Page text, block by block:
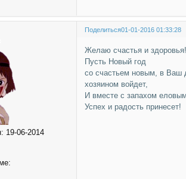
Поделиться01-01-2016 01:33:28
: 19-06-2014
Желаю счастья и
Пусть Новый год
со счастьем новым, в Ваш
хозяином войдет,
И вместе с запахом
Успех и радость принесет!